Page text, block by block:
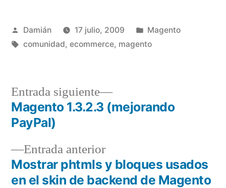
Publicado
por
Damián 17 julio, 2009
Publicado
en
Magento
Etiquetas:
comunidad, ecommerce, magento
Navegación
entradas
Entrada anteriorEntrada
anterior:
Mostrar phtmls y bloques usados
en el skin de backend de Magento
Entrada siguiente
Entrada
siguiente:
Magento 1.3.2.3 (mejorando
PayPal)